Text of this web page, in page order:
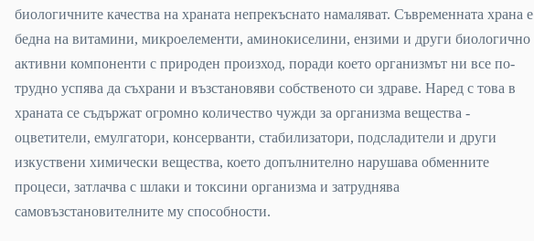
биологичните качества на храната непрекъснато намаляват. Съвременната храна е
бедна на витамини, микроелементи, аминокиселини, ензими и други биологично
активни компоненти с природен произход, поради което организмът ни все по-
трудно успява да съхрани и възстановяви собственото си здраве. Наред с това в
храната се съдържат огромно количество чужди за организма вещества -
оцветители, емулгатори, консерванти, стабилизатори, подсладители и други
изкуствени химически вещества, което допълнително нарушава обменните
процеси, затлачва с шлаки и токсини организма и затруднява
самовъзстановителните му способности.